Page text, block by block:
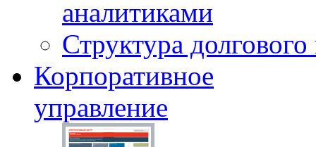
аналитиками
Структура
Корпоративное
управление